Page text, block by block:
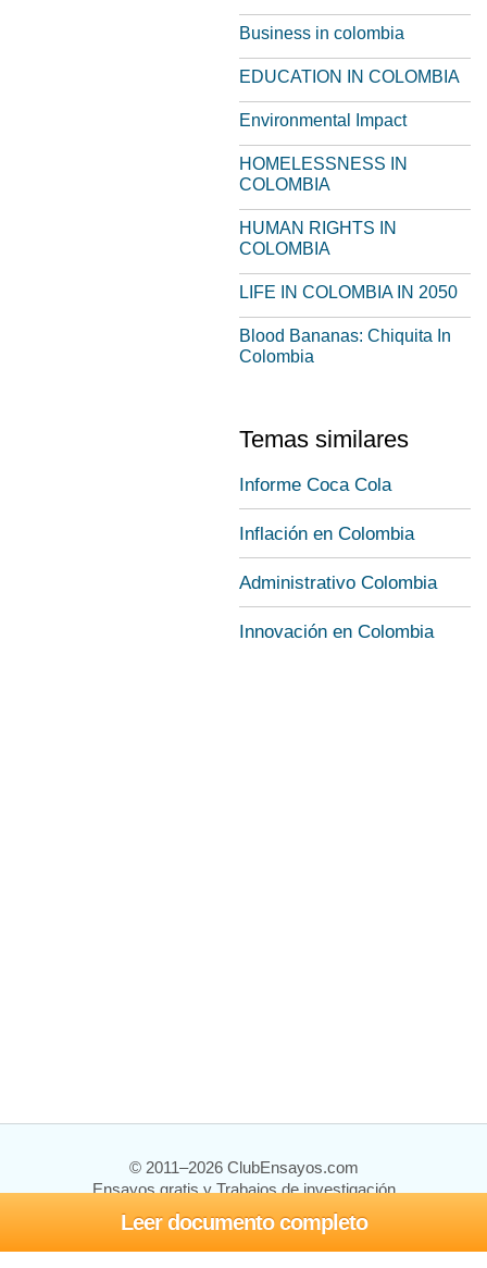
Leer documento completo
Business in colombia
EDUCATION IN COLOMBIA
Environmental Impact
HOMELESSNESS IN
COLOMBIA
HUMAN RIGHTS IN
COLOMBIA
LIFE IN COLOMBIA IN 2050
Blood Bananas: Chiquita In
Colombia
Temas similares
Informe Coca Cola
Inflación en Colombia
Administrativo Colombia
Innovación en Colombia
© 2011–2026 ClubEnsayos.com
Ensayos gratis y Trabajos de investigación